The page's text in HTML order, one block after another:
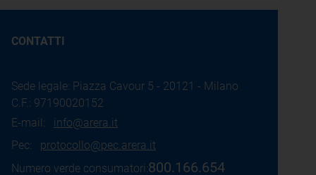
CONTATTI
Sede legale: Piazza Cavour 5 - 20121 - Milano
C.F.: 97190020152
E-mail: info@arera.it
Pec: protocollo@pec.arera.it
Numero verde consumatori:800.166.654